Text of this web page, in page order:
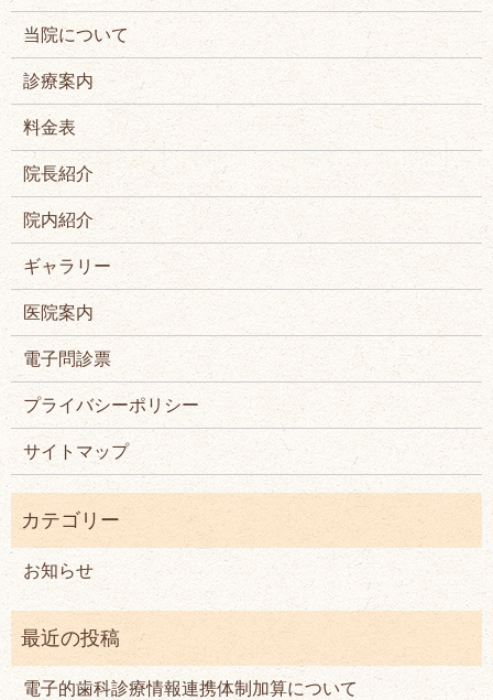
当院について
診療案内
料金表
院長紹介
院内紹介
ギャラリー
医院案内
電子問診票
プライバシーポリシー
サイトマップ
お知らせ
電子的歯科診療情報連携体制加算について